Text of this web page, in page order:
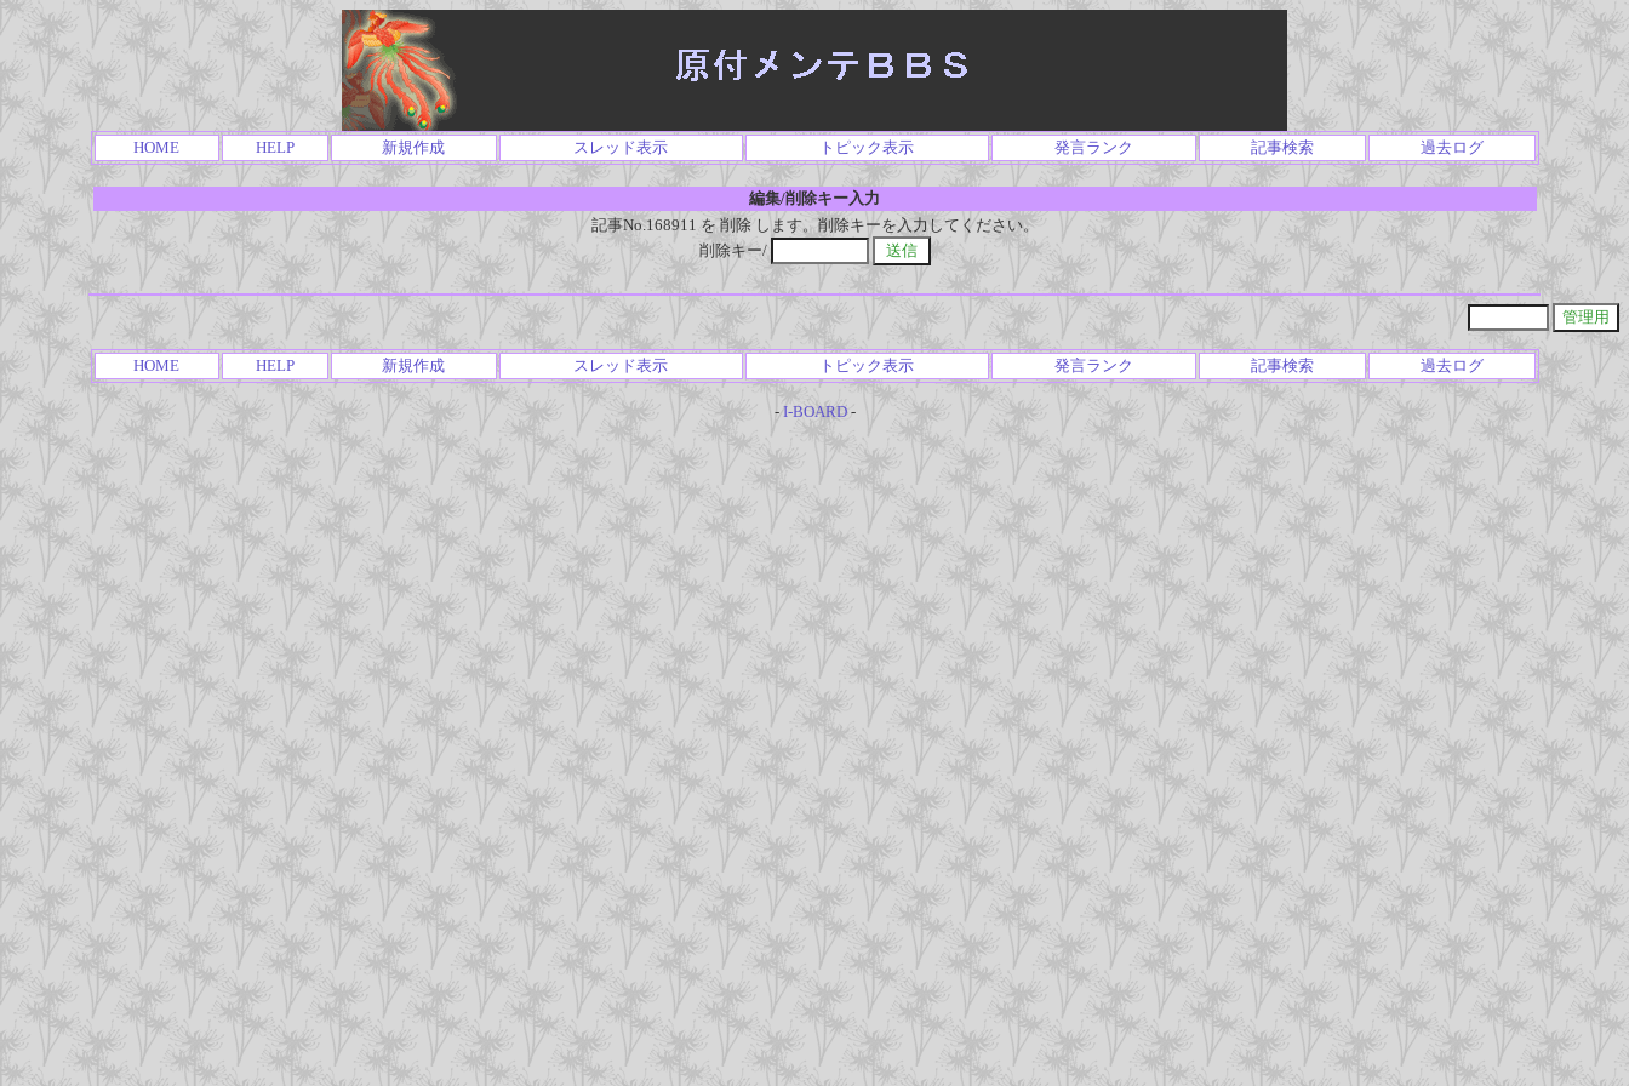
HOME HELP 新規作成 スレッド表示 トピック表示 発言ランク 記事検索 過去ログ
編集/削除キー入力
記事No.168911 を 削除 します。削除キーを入力してください。
削除キー/
HOME HELP 新規作成 スレッド表示 トピック表示 発言ランク 記事検索 過去ログ
- I-BOARD-